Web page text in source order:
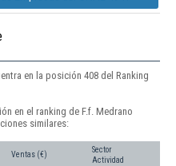
en la posición 408 del Ranking
en el ranking de F.f. Medrano
similares:
Ventas (€)
Sector
Actividad